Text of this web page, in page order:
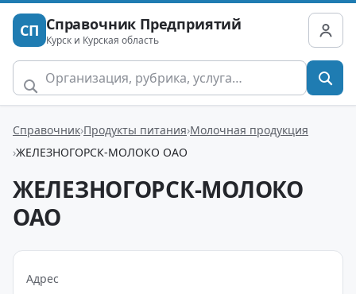
СП Справочник Предприятий
Курск и Курская область
Справочник Продукты питания Молочная продукция
ЖЕЛЕЗНОГОРСК-МОЛОКО ОАО
ЖЕЛЕЗНОГОРСК-МОЛОКО
ОАО
Адрес